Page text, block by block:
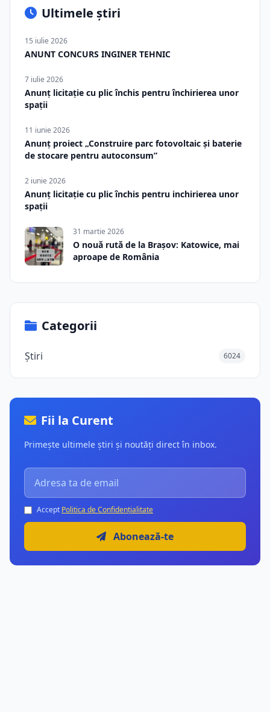
Ultimele știri
15 iulie 2026
ANUNT CONCURS INGINER TEHNIC
7 iulie 2026
Anunț licitație cu plic închis pentru închirierea unor
spații
11 iunie 2026
Anunț proiect „Construire parc fotovoltaic și baterie
de stocare pentru autoconsum”
2 iunie 2026
Anunț licitație cu plic închis pentru inchirierea unor
spații
31 martie 2026
O nouă rută de la Brașov: Katowice, mai
aproape de România
Categorii
Știri 6024
Fii la Curent
Primește ultimele știri și noutăți direct în inbox.
Accept Politica de Confidențialitate
Abonează-te